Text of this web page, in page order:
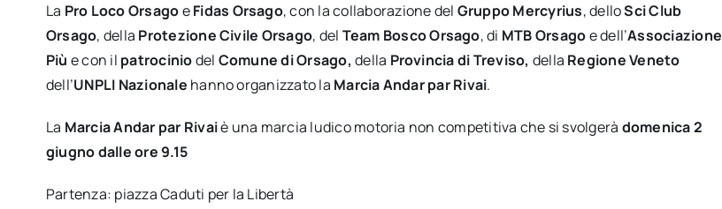
La Pro Loco OrsagoeFidas Orsago, con la collaborazione del Gruppo Mercyrius, delloSci Club
Orsago, della Protezione Civile Orsago, del Team Bosco Orsago, di MTB Orsagoe dell’Associazione
Più e con il patrociniodel Comune di Orsago,della Provincia di Treviso, della Regione Veneto
dell’UNPLI Nazionale hanno organizzato la Marcia Andar par Rivai.
La Marcia Andar par Rivaiè una marcia ludico motoria non competitiva che si svolgerà domenica 2
giugno dalle ore 9.15
Partenza: piazza Caduti per la Libertà